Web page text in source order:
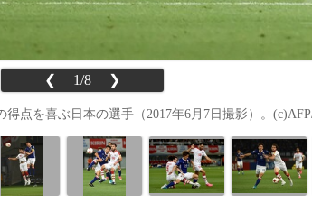
❮ 1/8 ❯
点を喜ぶ日本の選手（2017年6月7日撮影）。